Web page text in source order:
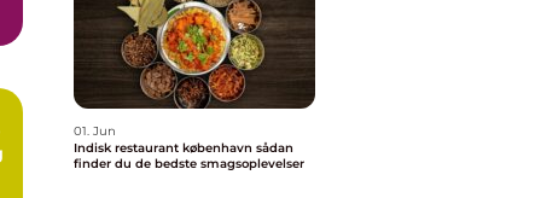
01. Jun
Indisk restaurant københavn sådan
finder du de bedste smagsoplevelser